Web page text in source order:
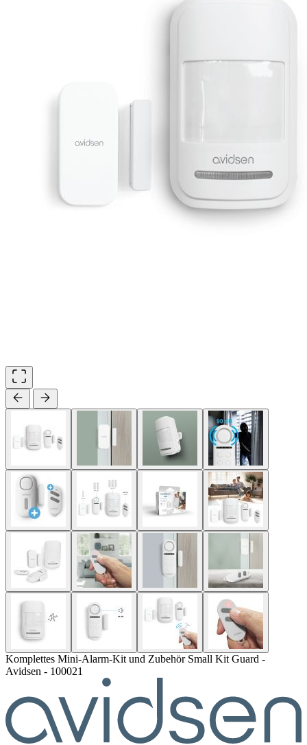
Komplettes Mini-Alarm-Kit und Zubehör Small Kit Guard -
Avidsen - 100021